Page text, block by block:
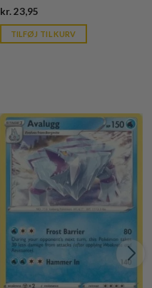
kr.23,95Current
is:
kr. 39,95.
TILFØJ TIL KURV